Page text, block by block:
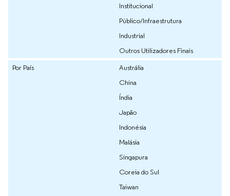
Institucional
Público/Infraestrutura
Industrial
Outros Utilizadores Finais
Por País
Austrália
China
Índia
Japão
Indonésia
Malásia
Singapura
Coreia do Sul
Taiwan